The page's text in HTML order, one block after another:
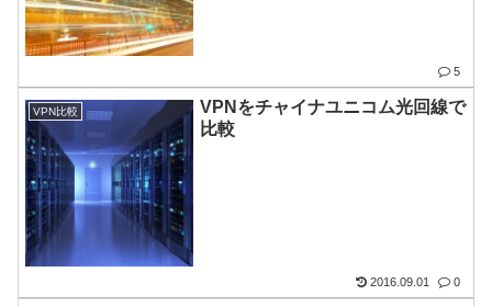
5
VPN比較
VPNをチャイナユニコム光回線で
比較
2016.09.01 0